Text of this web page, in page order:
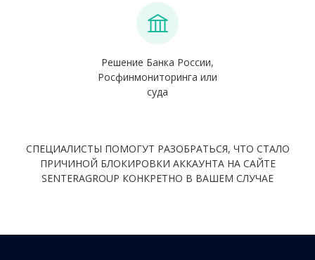
Решение Банка России,
Росфинмониторинга или
суда
СПЕЦИАЛИСТЫ ПОМОГУТ РАЗОБРАТЬСЯ, ЧТО СТАЛО
ПРИЧИНОЙ БЛОКИРОВКИ АККАУНТА НА САЙТЕ
SENTERAGROUP КОНКРЕТНО В ВАШЕМ СЛУЧАЕ